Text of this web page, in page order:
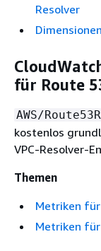
Resolver
für Route
AWS/
kostenlos
VPC-Resolver-
Themen
Metriken für
Metriken für